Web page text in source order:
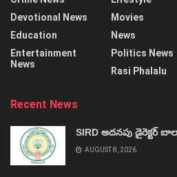
Devotional News
Education
Entertainment
News
Movies
News
Politics News
Rasi Phalalu
Recent News
SIRD అదనపు డైరెక్టర్‌
AUGUST 8, 2026